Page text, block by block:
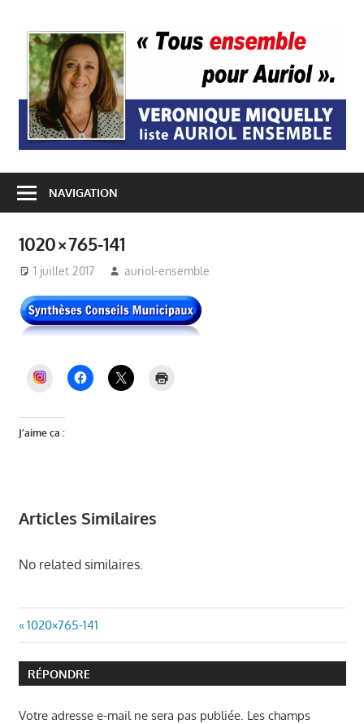
contenu
NAVIGATION
1020×765-141
1 juillet 2017 auriol-ensemble
INSTAGRAM
J’aime ça :
Articles Similaires
No related similaires.
Navigation
de
l’article
Article
précédent
:
1020×765-141
RÉPONDRE
Votre adresse e-mail ne sera pas publiée. Les champs